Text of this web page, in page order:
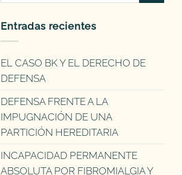
Entradas recientes
EL CASO BK Y EL DERECHO DE
DEFENSA
DEFENSA FRENTE A LA
IMPUGNACIÓN DE UNA
PARTICIÓN HEREDITARIA
INCAPACIDAD PERMANENTE
ABSOLUTA POR FIBROMIALGIA Y